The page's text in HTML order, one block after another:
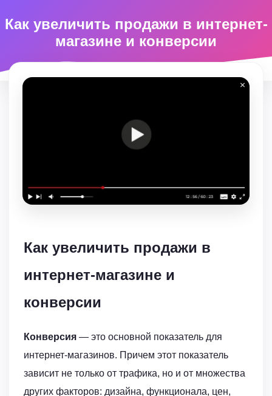
Как увеличить продажи в интернет-
магазине и конверсии
Как увеличить продажи в
интернет-магазине и
конверсии
Конверсия — это основной показатель для
интернет-магазинов. Причем этот показатель
зависит не только от трафика, но и от множества
других факторов: дизайна, функционала, цен,